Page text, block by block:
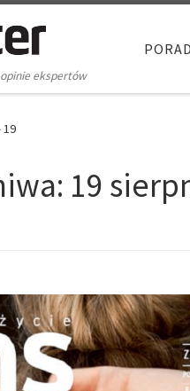
ekspertów
19
19